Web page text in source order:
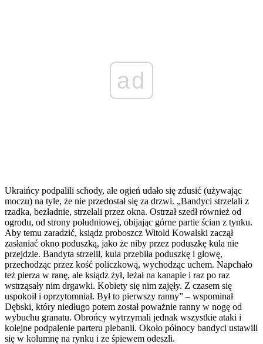
ad
Ukraińcy podpalili schody, ale ogień udało się zdusić (używając
moczu) na tyle, że nie przedostał się za drzwi. „Bandyci strzelali z
rzadka, bezładnie, strzelali przez okna. Ostrzał szedł również od
ogrodu, od strony południowej, obijając górne partie ścian z tynku.
Aby temu zaradzić, ksiądz proboszcz Witold Kowalski zaczął
zasłaniać okno poduszką, jako że niby przez poduszkę kula nie
przejdzie. Bandyta strzelił, kula przebiła poduszkę i głowę,
przechodząc przez kość policzkową, wychodząc uchem. Napchało
też pierza w ranę, ale ksiądz żył, leżał na kanapie i raz po raz
wstrząsały nim drgawki. Kobiety się nim zajęły. Z czasem się
uspokoił i oprzytomniał. Był to pierwszy ranny” – wspominał
Dębski, który niedługo potem został poważnie ranny w nogę od
wybuchu granatu. Obrońcy wytrzymali jednak wszystkie ataki i
kolejne podpalenie parteru plebanii. Około północy bandyci ustawili
się w kolumnę na rynku i ze śpiewem odeszli.